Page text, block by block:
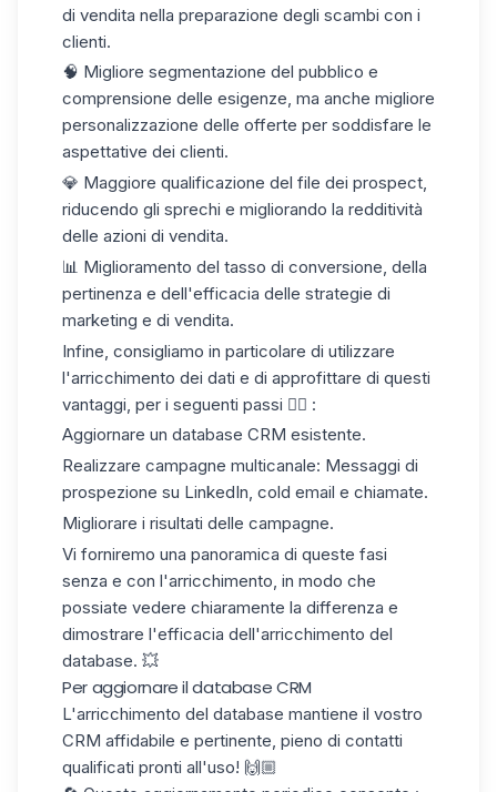
di vendita nella preparazione degli scambi con i
clienti.
🧠 Migliore segmentazione del pubblico e
comprensione delle esigenze, ma anche migliore
personalizzazione delle offerte per soddisfare le
aspettative dei clienti.
💎 Maggiore qualificazione del file dei prospect,
riducendo gli sprechi e migliorando la redditività
delle azioni di vendita.
📊 Miglioramento del tasso di conversione, della
pertinenza e dell'efficacia delle strategie di
marketing e di vendita.
Infine, consigliamo in particolare di utilizzare
l'arricchimento dei dati e di approfittare di questi
vantaggi, per i seguenti passi 👇🏼 :
Aggiornare un database CRM esistente.
Realizzare campagne multicanale: Messaggi di
prospezione su LinkedIn, cold email e chiamate.
Migliorare i risultati delle campagne.
Vi forniremo una panoramica di queste fasi
senza e con l'arricchimento, in modo che
possiate vedere chiaramente la differenza e
dimostrare l'efficacia dell'arricchimento del
database. 💥
Per aggiornare il database CRM
L'arricchimento del database mantiene il vostro
CRM affidabile e pertinente, pieno di contatti
qualificati pronti all'uso! 🙌🏼